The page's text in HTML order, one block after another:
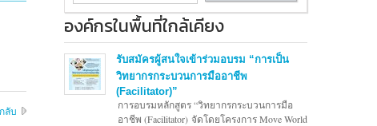
ลับ
องค์กรในพื้นที่ใกล้เคียง
รับสมัครผู้สนใจเข้าร่วมอบรม “การเป็น
วิทยากรกระบวนการมืออาชีพ
(Facilitator)”
การอบรมหลักสูตร “วิทยากรกระบวนการมือ
อาชีพ (Facilitator) จัดโดยโครงการ Move World